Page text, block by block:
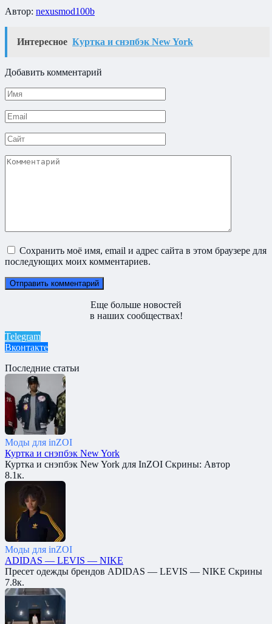
Автор: nexusmod100b
Интересное Куртка и снэпбэк New York
Добавить комментарий
Имя
*
Email
*
Сайт
Комментарий
Сохранить моё имя, email и адрес сайта в этом браузере для
последующих моих комментариев.
Еще больше новостей
в наших сообществах!
Telegram
Вконтакте
Последние статьи
Моды для inZOI
Куртка и снэпбэк New York
Куртка и снэпбэк New York для InZOI Скрины: Автор
8.1к.
Моды для inZOI
ADIDAS — LEVIS — NIKE
Пресет одежды брендов ADIDAS — LEVIS — NIKE Скрины
7.8к.